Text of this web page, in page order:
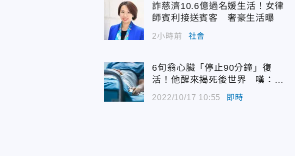
詐慈濟10.6億過名媛生活！女律
師賓利接送賓客 奢豪生活曝
2小時前 社會
6旬翁心臟「停止90分鐘」復
活！他醒來揭死後世界 嘆：很
2022/10/17 10:55 即時